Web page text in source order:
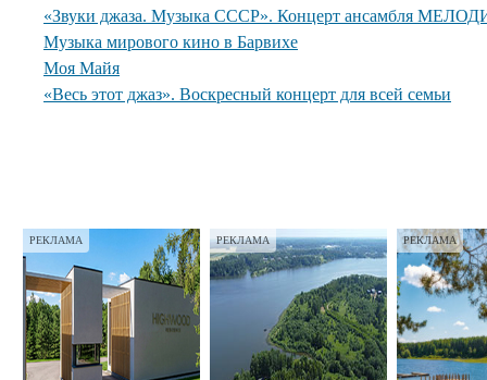
«Звуки джаза. Музыка СССР». Концерт ансамбля
Музыка мирового кино в Барвихе
Моя Майя
«Весь этот джаз». Воскресный концерт для всей семьи
РЕКЛАМА РЕКЛАМА РЕКЛАМА